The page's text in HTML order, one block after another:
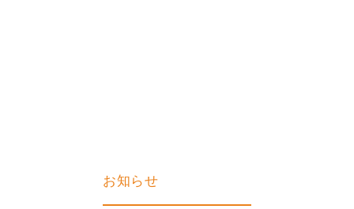
お知らせ